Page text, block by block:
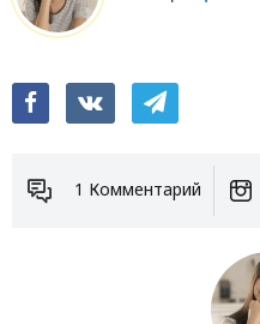
1 Комментарий